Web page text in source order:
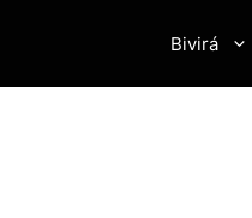
Bivirá